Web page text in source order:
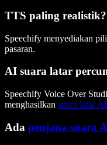
TTS paling realistik?
Speechify menyediakan
pasaran.
AI suara latar
Speechify Voice Over
menghasilkan suara latar AI
Ada penjana suara